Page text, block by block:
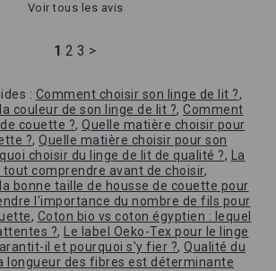
Voir tous les avis
1 2 3 >
: Comment choisir son linge de lit ?,
couleur de son linge de lit ?, Comment
couette ?, Quelle matière choisir pour
?, Quelle matière choisir pour son
choisir du linge de lit de qualité ?, La
tout comprendre avant de choisir,
bonne taille de housse de couette pour
l'importance du nombre de fils pour
, Coton bio vs coton égyptien : lequel
?, Le label Oeko-Tex pour le linge
il et pourquoi s'y fier ?, Qualité du
longueur des fibres est déterminante